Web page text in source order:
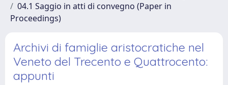
04.1 Saggio in atti di convegno (Paper in
Proceedings)
Archivi di famiglie aristocratiche nel
Veneto del Trecento e Quattrocento:
appunti